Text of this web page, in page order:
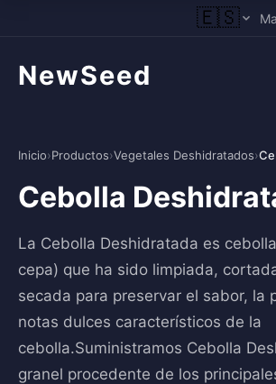
🇪🇸
NewSeed
Inicio›Productos›Vegetales Deshidratados›
Cebolla
La Cebolla Deshidratada es
cepa) que ha sido limpiada,
secada para preservar el sabor, la
notas dulces característicos de la
cebolla.Suministramos Cebolla
granel procedente de los